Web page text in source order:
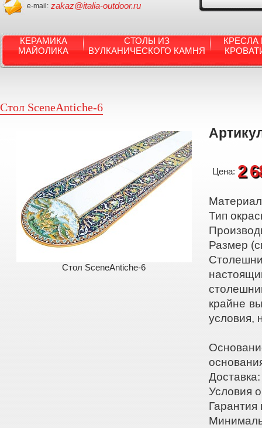
e-mail: zakaz@italia-outdoor.ru
КЕРАМИКА
МАЙОЛИКА
СТОЛЫ ИЗ
ВУЛКАНИЧЕСКОГО КАМНЯ
КРЕСЛА
Стол SceneAntiche-6
Стол SceneAntiche-6
Цена: 2
Тип
Размер
крайне
условия,
Условия
Гарантия